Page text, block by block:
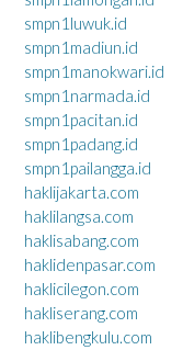
smpn1luwuk.id
smpn1madiun.id
smpn1manokwari.id
smpn1narmada.id
smpn1pacitan.id
smpn1padang.id
smpn1pailangga.id
haklijakarta.com
haklilangsa.com
haklisabang.com
haklidenpasar.com
haklicilegon.com
hakliserang.com
haklibengkulu.com